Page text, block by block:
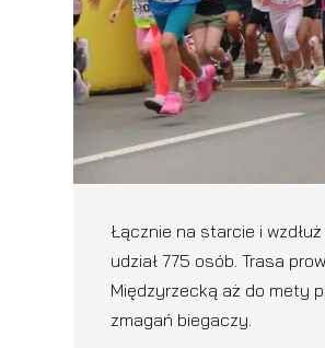
Łącznie na starcie i
udział 775 osób. Trasa
Międzyrzecką aż do mety
zmagań biegaczy.